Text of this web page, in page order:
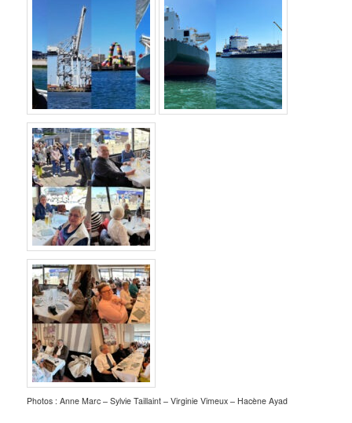
Photos : Anne Marc – Sylvie Taillaint – Virginie Vimeux – Hacène Ayad